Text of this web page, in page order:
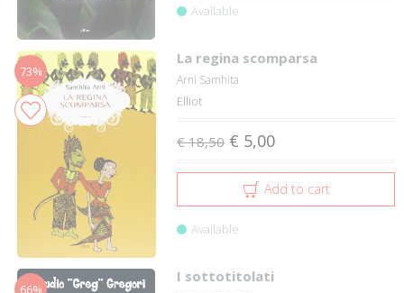
Available
73%
La regina scomparsa
Arni Samhita
Elliot
€ 18,50 € 5,00
Add to cart
Available
66%
I sottotitolati